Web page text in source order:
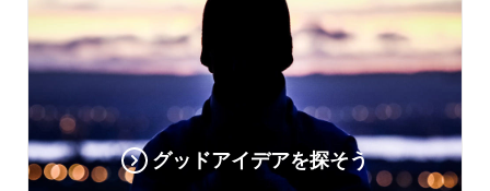
グッドアイデアを探そう